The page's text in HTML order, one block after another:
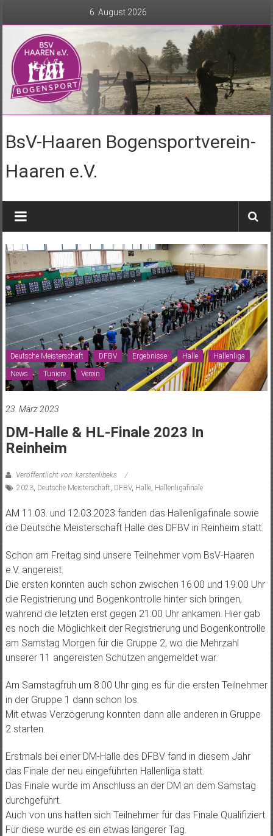
6. August 2026
BsV-Haaren Bogensportverein-
Haaren e.V.
Deutsche Meisterschaft DFBV Ergebnisse Halle Hallenliga
News Tuniere Verein
23. März 2023
DM-Halle & HL-Finale 2023 In
Reinheim
Veröffentlicht von: karstenlibeks
2023, Deutsche Meisterschaft, DFBV, Halle, Hallenligafinale
AM 11.03. und 12.03.2023 fanden das Hallenligafinale sowie
die Deutsche Meisterschaft Halle des DFBV in Reinheim statt.
Schon am Freitag sind unsere Teilnehmer vom BsV-Haaren
e.V. angereist.
Die ersten konnten auch schon zwischen 16:00 und 19:00 Uhr
die Registrierung und Bogenkontrolle hinter sich bringen,
während die letzten erst gegen 21:00 Uhr ankamen. Hier gab
es noch die Möglichkeit der Registrierung und Bogenkontrolle
am Samstag Morgen für die Gruppe 2, wo die Mehrzahl
unserer 11 angereisten Schützen angemeldet war.
Am Samstagfrüh um 8:00 Uhr ging es für die ersten Teilnehmer
in der Gruppe 1 dann schon los.
Mit etwas Verzögerung konnten dann alle anderen in Gruppe
2 starten.
Erstmals bei einer DM-Halle des DFBV fand in diesem Jahr
das Finale der neu eingeführten Hallenliga statt.
Das Finale wurde im Anschluss an der DM an dem Samstag
durchgeführt.
Auch von uns hatten sich Teilnehmer für das Finale Qualifiziert.
Für diese wurde es ein etwas längerer Tag.